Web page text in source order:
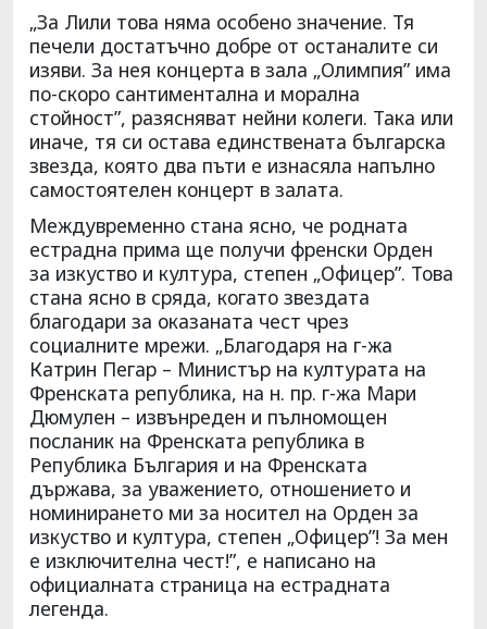
„За Лили това няма особено значение. Тя
печели достатъчно добре от останалите си
изяви. За нея концерта в зала „Олимпия” има
по-скоро сантиментална и морална
стойност”, разясняват нейни колеги. Така или
иначе, тя си остава единствената българска
звезда, която два пъти е изнасяла напълно
самостоятелен концерт в залата.
Междувременно стана ясно, че родната
естрадна прима ще получи френски Орден
за изкуство и култура, степен „Офицер”. Това
стана ясно в сряда, когато звездата
благодари за оказаната чест чрез
социалните мрежи. „Благодаря на г-жа
Катрин Пегар – Министър на културата на
Френската република, на н. пр. г-жа Мари
Дюмулен – извънреден и пълномощен
посланик на Френската република в
Република България и на Френската
държава, за уважението, отношението и
номинирането ми за носител на Орден за
изкуство и култура, степен „Офицер”! За мен
е изключителна чест!”, е написано на
официалната страница на естрадната
легенда.